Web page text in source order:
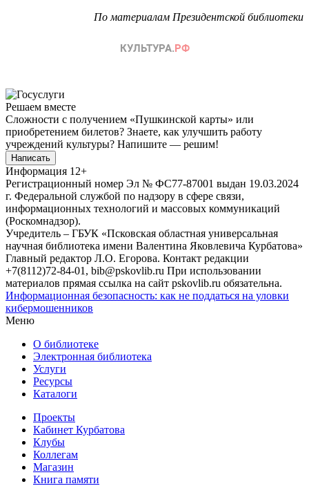
По материалам Президентской библиотеки
Решаем вместе
Сложности с получением «Пушкинской карты» или
приобретением билетов? Знаете, как улучшить работу
учреждений культуры? Напишите — решим!
Написать
Информация 12+
Регистрационный номер Эл № ФС77-87001 выдан 19.03.2024
г. Федеральной службой по надзору в сфере связи,
информационных технологий и массовых коммуникаций
(Роскомнадзор).
Учредитель – ГБУК «Псковская областная универсальная
научная библиотека имени Валентина Яковлевича Курбатова»
Главный редактор Л.О. Егорова. Контакт редакции
+7(8112)72-84-01, bib@pskovlib.ru При использовании
материалов прямая ссылка на сайт pskovlib.ru обязательна.
Информационная безопасность: как не поддаться на уловки
кибермошенников
Меню
О библиотеке
Электронная библиотека
Услуги
Ресурсы
Каталоги
Проекты
Кабинет Курбатова
Клубы
Коллегам
Магазин
Книга памяти